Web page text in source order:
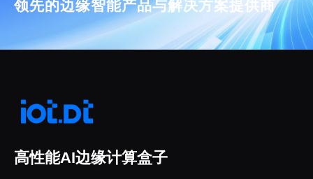
领先的边缘智能产品与解决方案提供商
高性能AI边缘计算盒子